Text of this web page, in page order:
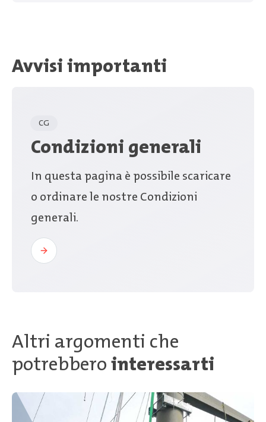
Avvisi importanti
CG
Condizioni generali
In questa pagina è possibile scaricare
o ordinare le nostre Condizioni
generali.
Altri argomenti che
potrebberointeressarti